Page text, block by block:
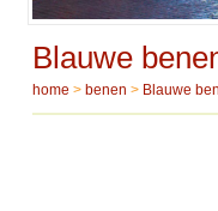
Blauwe
home > benen > Blauwe